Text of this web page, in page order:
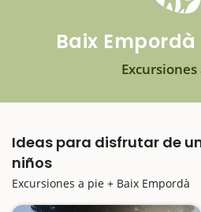
Baix
Excursiones
Ideas para disfrutar de
niños
Excursiones a pie + Baix Empordà